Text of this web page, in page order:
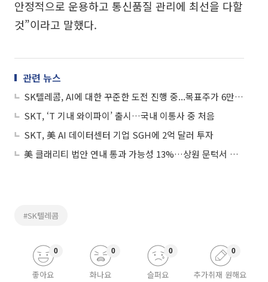
안정적으로 운용하고 통신품질 관리에 최선을 다할
것”이라고 말했다.
관련 뉴스
SK텔레콤, AI에 대한 꾸준한 도전 진행 중...목표주가 6만5000원 유지
SKT, ‘T 기내 와이파이’ 출시…국내 이통사 중 처음
SKT, 美 AI 데이터센터 기업 SGH에 2억 달러 투자
美 클래리티 법안 연내 통과 가능성 13%…상원 문턱서 제동
#SK텔레콤
좋아요
0
화나요
0
슬퍼요
0
추가취재 원해요
0